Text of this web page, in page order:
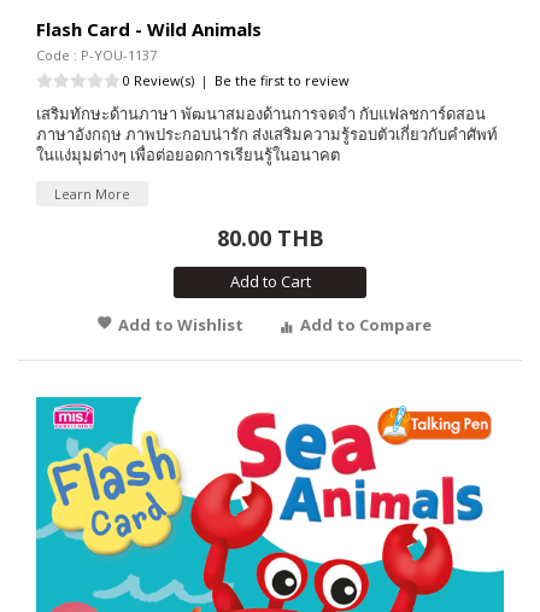
Flash Card - Wild Animals
Code : P-YOU-1137
0 Review(s) | Be the first to review
เสริมทักษะด้านภาษา พัฒนาสมองด้านการจดจำ กับแฟลชการ์ดสอน
ภาษาอังกฤษ ภาพประกอบน่ารัก ส่งเสริมความรู้รอบตัวเกี่ยวกับคำศัพท์
ในแง่มุมต่างๆ เพื่อต่อยอดการเรียนรู้ในอนาคต
Learn More
80.00 THB
Add to Cart
Add to Wishlist
Add to Compare